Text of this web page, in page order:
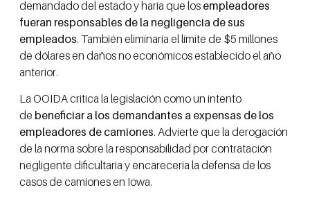
demandado del estado y haría que los empleadores
fueran responsables de la negligencia de sus
empleados. También eliminaría el límite de $5 millones
de dólares en daños no económicos establecido el año
anterior.
La OOIDA critica la legislación como un intento
de beneficiar a los demandantes a expensas de los
empleadores de camiones. Advierte que la derogación
de la norma sobre la responsabilidad por contratación
negligente dificultaría y encarecería la defensa de los
casos de camiones en Iowa.